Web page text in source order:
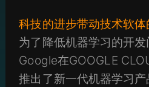
科技的进步带动技术软
为了降低机器学习的开
Google在GOOGLE
推出了新一代机器学习